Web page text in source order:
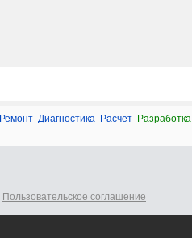
Ремонт Диагностика Расчет Разработка
Пользовательское соглашение